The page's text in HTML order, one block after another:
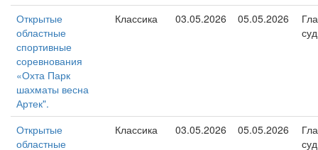
Открытые
областные
спортивные
соревнования
«Охта Парк
шахматы весна
Артек".
Классика 03.05.2026 05.05.2026
Открытые
областные
Классика 03.05.2026 05.05.2026